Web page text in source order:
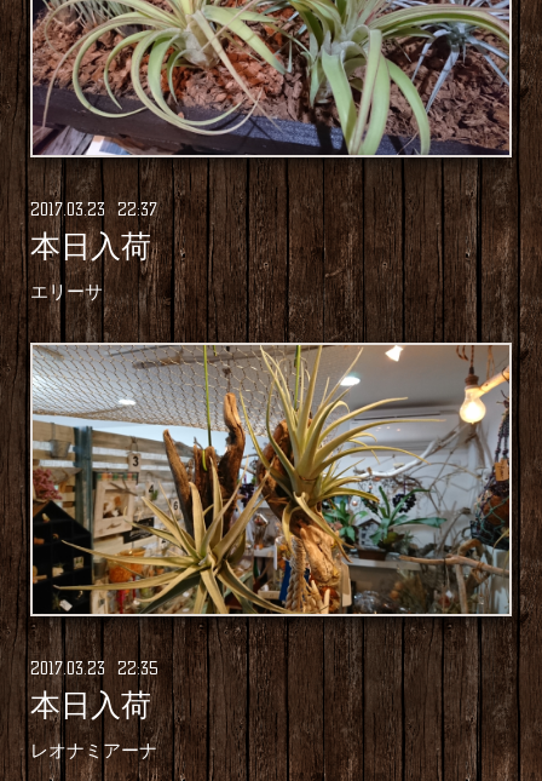
2017.03.23 22:37
本日入荷
エリーサ
2017.03.23 22:35
本日入荷
レオナミアーナ